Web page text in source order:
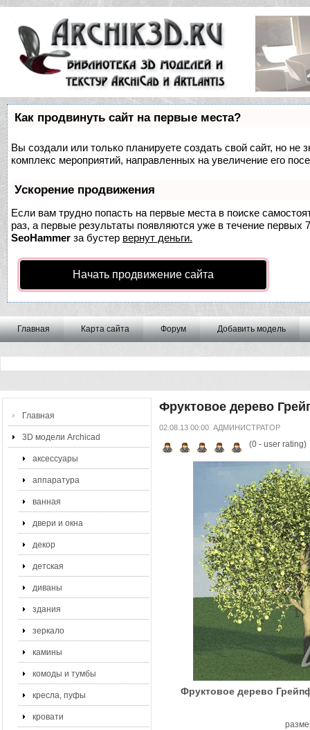
Как продвинуть сайт на первые места?
Вы создали или только планируете создать свой сайт, но не
комплекс мероприятий, направленных на увеличение его
Ускорение продвижения
Если вам трудно попасть на первые места в поиске
раз, а первые результаты появляются уже в течение первых
SeoHammer за бустер вернут деньги.
Начать продвижение сайта
Главная Карта сайта Форум Добавить модель
Главная
3D модели Archicad
аксессуары
аппаратура
ванная
двери и окна
декор
детская
диваны
здания
зеркало
камины
комоды и тумбы
кресла, пуфы
кровати
Фруктовое дерево
02.08.13 00:00 АДМИНИСТРАТОР
(0- user rating)
Фруктовое дерево